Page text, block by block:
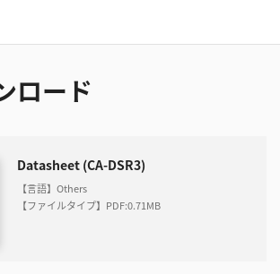
ロード
Datasheet (CA-DSR3)
【言語】Others
【ファイルタイプ】PDF:0.71MB